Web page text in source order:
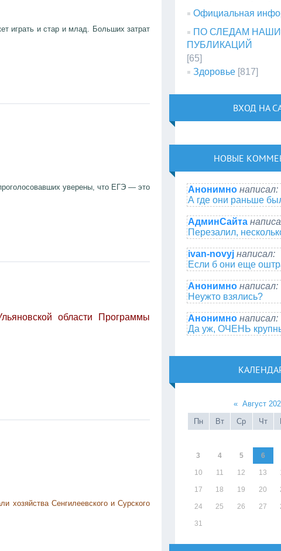
играть и стар и млад. Больших затрат
уверены, что ЕГЭ — это
области Программы
хозяйства Сенгилеевского и Сурского
Официальная
ПО СЛЕДАМ
ПУБЛИКАЦИЙ
[65]
Здоровье [817]
ВХОД НА
НОВЫЕ
Анонимно написал:
А где они раньше
АдминСайта
Перезалил,
ivan-novyj написал:
Если б они еще
Анонимно написал:
Неужто взялись?
Анонимно написал:
Да уж, ОЧЕНЬ
« Август
Пн
Вт Ср Чт
3 4 5 6
10 11 12 13
17 18 19 20
24 25 26 27
31